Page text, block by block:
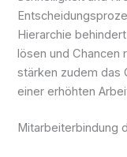
Hierarchie
lösen und Chancen
stärken zudem das
einer erhöhten
Mitarbeiterbindung